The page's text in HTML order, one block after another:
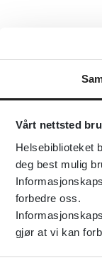
Vårt nettsted
Helsebiblioteket
deg best mulig
forbedre oss.
gjør at vi kan